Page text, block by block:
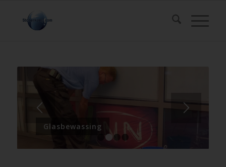
Glasbewassing
Dakgoot reiniging